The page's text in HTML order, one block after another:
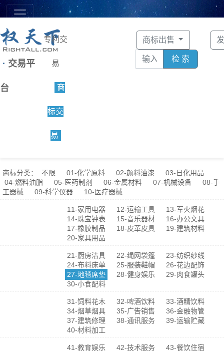
· 交易平
台
专利交
易
商
标交
易
商标出售
检 索
商标分类： 不限 01-化学原料 02-颜料油漆
03-日化用品
04-燃料油脂
05-医药制剂 06-金属材料 07-机械设备
08-手
工器械
09-科学仪器 10-医疗器械
11-家用电器 12-运输工具
13-军火烟花
14-珠宝钟表
15-音乐器材
16-办公文具
17-橡胶制品
18-皮革皮具
19-建筑材料
20-家具用品
21-厨房洁具 22-绳网袋篷
23-纺织纱线
24-布料床单
25-服装鞋帽
26-花边配饰
27-地毯席垫
28-健身娱乐
29-肉食罐头
30-小食配料
31-饲料花木 32-啤酒饮料
33-酒精饮料
34-烟草烟具
35-广告销售
36-金融物管
37-建筑修理
38-通讯服务
39-运输贮藏
40-材料加工
41-教育娱乐 42-技术服务
43-餐饮住宿